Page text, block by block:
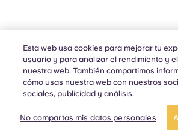
Esta web usa cookies para mejorar tu
usuario y para analizar el rendimiento y
nuestra web. También compartimos
cómo usas nuestra web con nuestros
sociales, publicidad y análisis.
No compartas mis datos personales